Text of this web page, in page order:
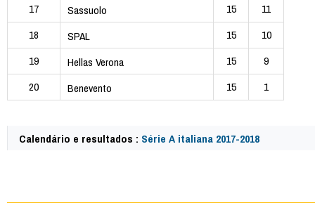
17
Sassuolo 15
11
18
SPAL 15
10
19
Hellas Verona 15
9
20
Benevento 15 1
Calendário e resultados : Série A italiana 2017-2018